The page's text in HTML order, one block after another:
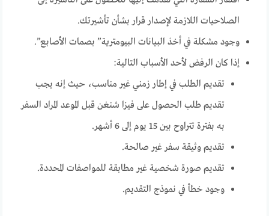
الصلاحيات اللازمة لإصدار قرار بشأن تأشيرتك.
وجود مشكلة في أخذ البيانات البيومترية” بصمات الأصابع”.
إذا كان الرفض لأحد الأسباب التالية:
تقديم الطلب في إطار زمني غير مناسب، حيث إنه يجب
تقديم طلب الحصول على فيزا شنغن قبل الموعد المراد السفر
به بفترة تتراوح بين 15 يوم إلى 6 أشهر.
تقديم وثيقة سفر غير صالحة.
تقديم صورة شخصية غير مطابقة للمواصفات المحددة.
وجود خطأ في نموذج التقديم.